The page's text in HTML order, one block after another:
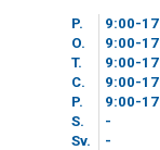
P. 9 00-17
O.
9 00-17
T.
9 00-17
C.
9 00-17
P.
9 00-17
S.
-
Sv.
-